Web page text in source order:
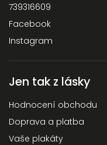
739316609
Facebook
Instagram
Jen tak z lásky
Hodnocení obchodu
Doprava a platba
Vaše plakáty